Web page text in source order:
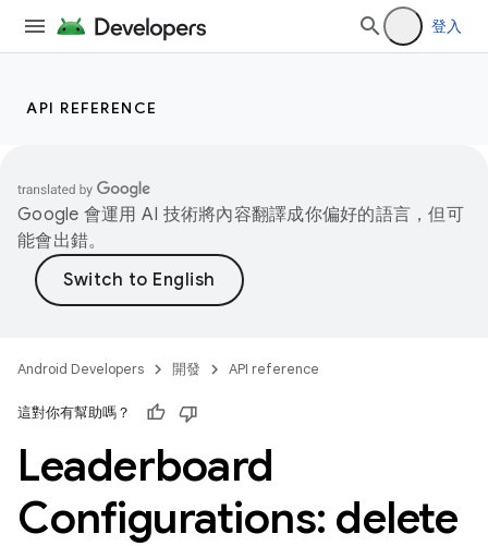
登入
API REFERENCE
Google 會運用 AI 技術將內容翻譯成你偏好的語言，但可
能會出錯。
Android Developers 開發 API reference
這對你有幫助嗎？
Leaderboard
Configurations: delete